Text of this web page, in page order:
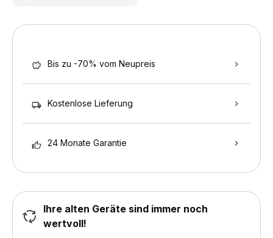
Bis zu -70% vom Neupreis
Kostenlose Lieferung
24 Monate Garantie
Ihre alten Geräte sind immer noch
wertvoll!